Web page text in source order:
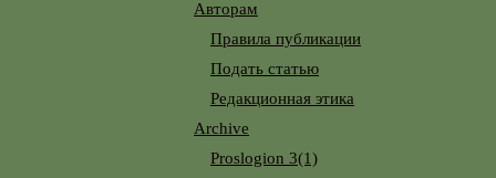
Авторам
Правила публикации
Подать статью
Редакционная этика
Archive
Proslogion 3(1)